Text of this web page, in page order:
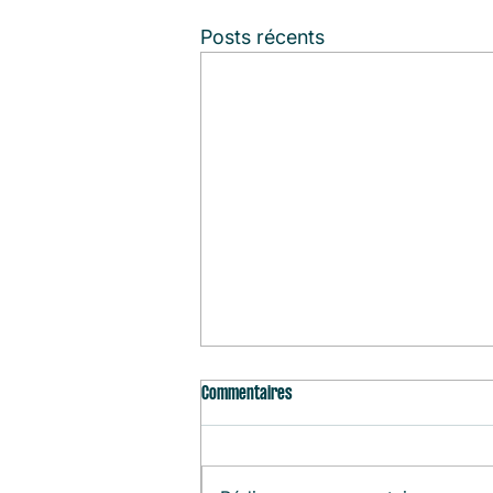
Posts récents
Commentaires